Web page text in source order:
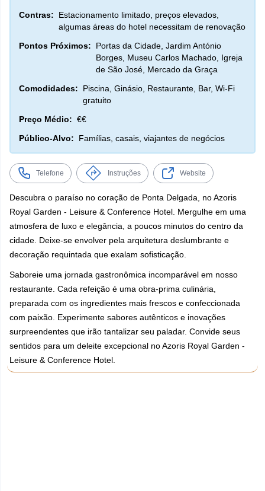
Contras:
Estacionamento limitado, preços elevados,
algumas áreas do hotel necessitam de renovação
Pontos Próximos:
Portas da Cidade, Jardim António
Borges, Museu Carlos Machado, Igreja
de São José, Mercado da Graça
Comodidades:
Piscina, Ginásio, Restaurante, Bar, Wi-Fi
gratuito
Preço Médio: €€
Público-Alvo:
Famílias, casais, viajantes de negócios
Telefone Instruções Website
Descubra o paraíso no coração de Ponta Delgada, no Azoris
Royal Garden - Leisure & Conference Hotel. Mergulhe em uma
atmosfera de luxo e elegância, a poucos minutos do centro da
cidade. Deixe-se envolver pela arquitetura deslumbrante e
decoração requintada que exalam sofisticação.
Saboreie uma jornada gastronômica incomparável em nosso
restaurante. Cada refeição é uma obra-prima culinária,
preparada com os ingredientes mais frescos e confeccionada
com paixão. Experimente sabores autênticos e inovações
surpreendentes que irão tantalizar seu paladar. Convide seus
sentidos para um deleite excepcional no Azoris Royal Garden -
Leisure & Conference Hotel.